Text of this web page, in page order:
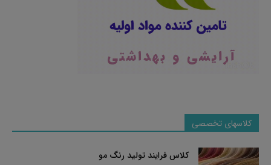
کلاسهای تخصصی
کلاس فرایند تولید رنگ مو